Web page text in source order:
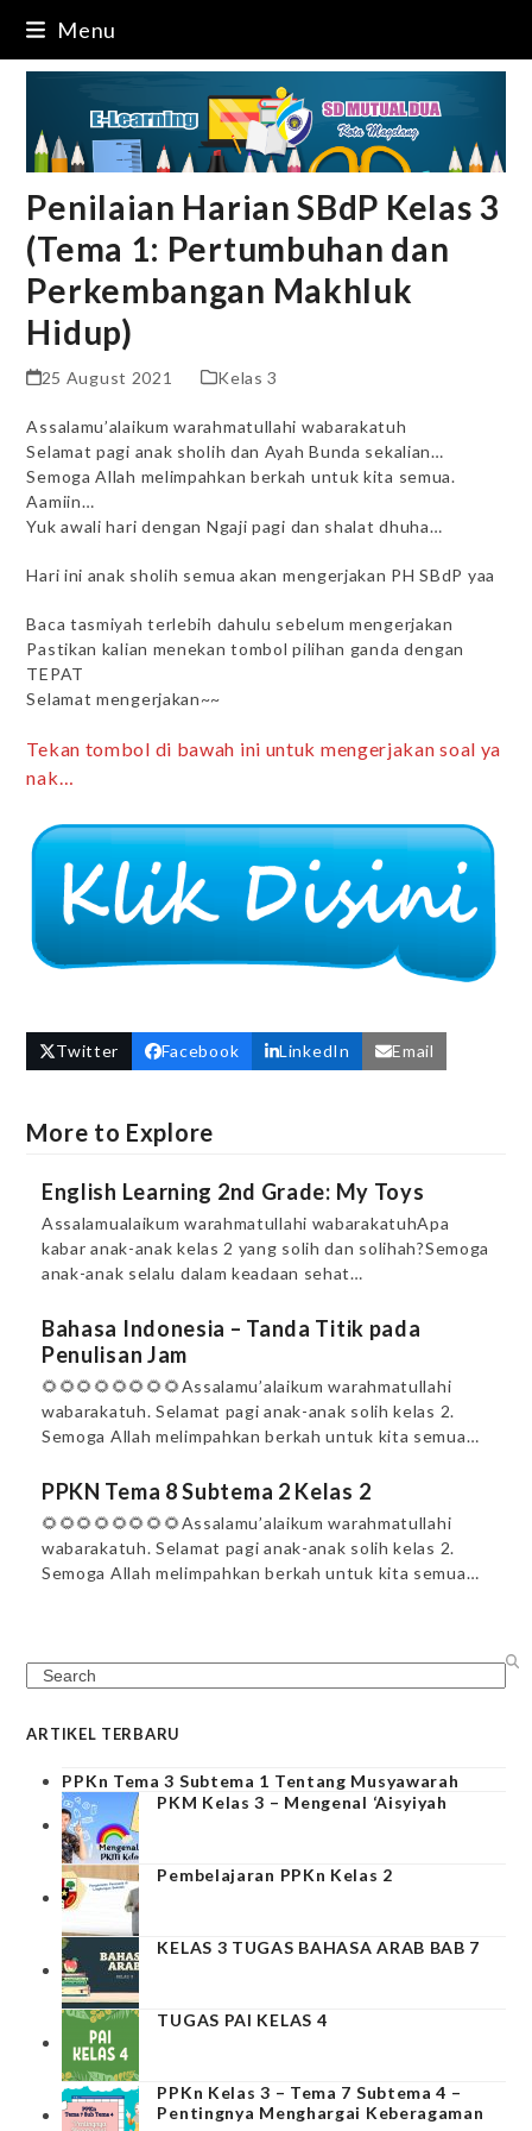
content
Menu
Penilaian Harian SBdP Kelas 3
(Tema 1: Pertumbuhan dan
Perkembangan Makhluk
Hidup)
25 August 2021 Kelas 3
Assalamu’alaikum warahmatullahi wabarakatuh
Selamat pagi anak sholih dan Ayah Bunda sekalian…
Semoga Allah melimpahkan berkah untuk kita semua.
Aamiin…
Yuk awali hari dengan Ngaji pagi dan shalat dhuha…
Hari ini anak sholih semua akan mengerjakan PH SBdP yaa
Baca tasmiyah terlebih dahulu sebelum mengerjakan
Pastikan kalian menekan tombol pilihan ganda dengan
TEPAT
Selamat mengerjakan~~
Tekan tombol di bawah ini untuk mengerjakan soal ya
nak…
Twitter Facebook LinkedIn Email
More to Explore
English Learning 2nd Grade: My Toys
Assalamualaikum warahmatullahi wabarakatuhApa
kabar anak-anak kelas 2 yang solih dan solihah?Semoga
anak-anak selalu dalam keadaan sehat…
Bahasa Indonesia – Tanda Titik pada
Penulisan Jam
🌻🌻🌻🌻🌻🌻🌻🌻Assalamu’alaikum warahmatullahi
wabarakatuh. Selamat pagi anak-anak solih kelas 2.
Semoga Allah melimpahkan berkah untuk kita semua…
PPKN Tema 8 Subtema 2 Kelas 2
🌻🌻🌻🌻🌻🌻🌻🌻Assalamu’alaikum warahmatullahi
wabarakatuh. Selamat pagi anak-anak solih kelas 2.
Semoga Allah melimpahkan berkah untuk kita semua…
Search
ARTIKEL TERBARU
PPKn Tema 3 Subtema 1 Tentang Musyawarah
PKM Kelas 3 – Mengenal ‘Aisyiyah
Pembelajaran PPKn Kelas 2
KELAS 3 TUGAS BAHASA ARAB BAB 7
TUGAS PAI KELAS 4
PPKn Kelas 3 – Tema 7 Subtema 4 –
Pentingnya Menghargai Keberagaman